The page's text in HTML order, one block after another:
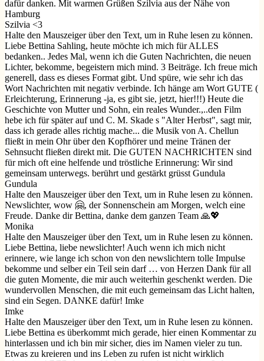
dafür danken. Mit warmen Grüßen Szilvia aus der Nähe von
Hamburg
Szilvia <3
Halte den Mauszeiger über den Text, um in Ruhe lesen zu können.
Liebe Bettina Sahling, heute möchte ich mich für ALLES
bedanken.. Jedes Mal, wenn ich die Guten Nachrichten, die neuen
Lichter, bekomme, begeistern mich mind. 3 Beiträge. Ich freue mich
generell, dass es dieses Format gibt. Und spüre, wie sehr ich das
Wort Nachrichten mit negativ verbinde. Ich hänge am Wort GUTE (
Erleichterung, Erinnerung -ja, es gibt sie, jetzt, hier!!!) Heute die
Geschichte von Mutter und Sohn, ein reales Wunder.,..den Film
hebe ich für später auf und C. M. Skade s "Alter Herbst", sagt mir,
dass ich gerade alles richtig mache... die Musik von A. Chellun
fließt in mein Ohr über den Kopfhörer und meine Tränen der
Sehnsucht fließen direkt mit. Die GUTEN NACHRICHTEN sind
für mich oft eine helfende und tröstliche Erinnerung: Wir sind
gemeinsam unterwegs. berührt und gestärkt grüsst Gundula
Gundula
Halte den Mauszeiger über den Text, um in Ruhe lesen zu können.
Newslichter, wow 🤗, der Sonnenschein am Morgen, welch eine
Freude. Danke dir Bettina, danke dem ganzen Team 🙏💖
Monika
Halte den Mauszeiger über den Text, um in Ruhe lesen zu können.
Liebe Bettina, liebe newslichter! Auch wenn ich mich nicht
erinnere, wie lange ich schon von den newslichtern tolle Impulse
bekomme und selber ein Teil sein darf … von Herzen Dank für all
die guten Momente, die mir auch weiterhin geschenkt werden. Die
wundervollen Menschen, die mit euch gemeinsam das Licht halten,
sind ein Segen. DANKE dafür! Imke
Imke
Halte den Mauszeiger über den Text, um in Ruhe lesen zu können.
Liebe Bettina es überkommt mich gerade, hier einen Kommentar zu
hinterlassen und ich bin mir sicher, dies im Namen vieler zu tun.
Etwas zu kreieren und ins Leben zu rufen ist nicht wirklich